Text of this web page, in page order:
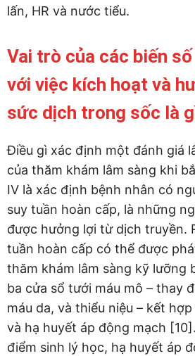
lấn, HR và nước tiểu.
Vai trò của các biến
với việc kích hoạt và
sức dịch trong sốc là
Điều gì xác định một đánh giá
của thăm khám lâm sàng khi
IV là xác định bệnh nhân có
suy tuần hoàn cấp, là những
được hưởng lợi từ dịch truyền.
tuần hoàn cấp có thể được
thăm khám lâm sàng kỹ lưỡng
ba cửa sổ tưới máu mô – thay
máu da, và thiểu niệu – kết
và hạ huyết áp động mạch
điểm sinh lý học, hạ huyết áp